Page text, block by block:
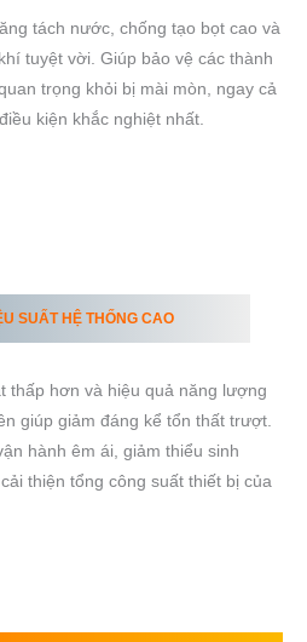
tách nước, chống tạo bọt cao và
tuyệt vời. Giúp bảo vệ các thành
trọng khỏi bị mài mòn, ngay cả
kiện khắc nghiệt nhất.
SUẤT HỆ THỐNG CAO
thấp hơn và hiệu quả năng lượng
giúp giảm đáng kể tổn thất trượt.
hành êm ái, giảm thiểu sinh
thiện tổng công suất thiết bị của